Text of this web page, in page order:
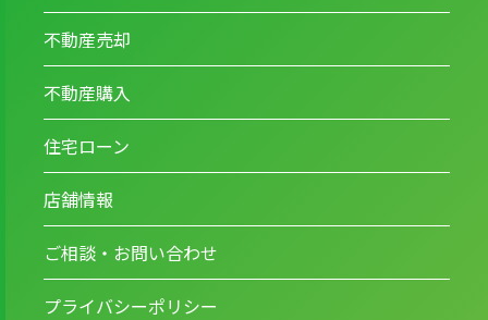
不動産売却
不動産購入
住宅ローン
店舗情報
ご相談・お問い合わせ
プライバシーポリシー